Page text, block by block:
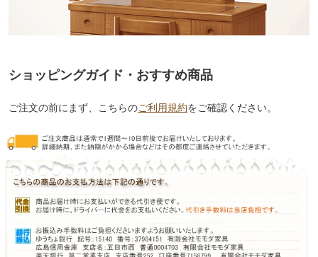
ショッピングガイド・おすすめ商品
ご注文の前にまず、こちらのご利用規約をご確認ください。